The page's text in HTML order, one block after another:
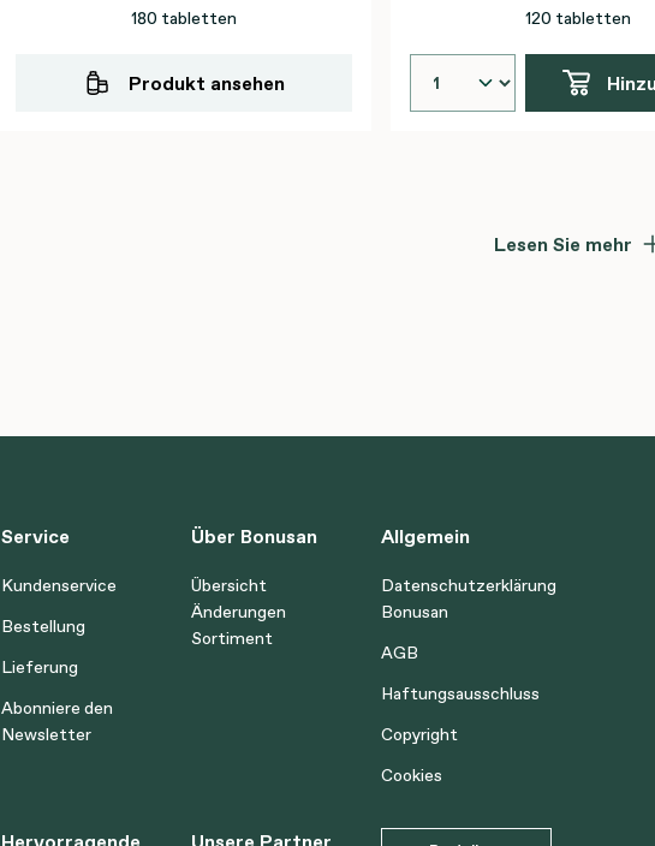
180 tabletten
Produkt ansehen
120 tabletten
Lesen Sie mehr
Service
Kundenservice
Bestellung
Lieferung
Abonniere den
Newsletter
Über Bonusan
Übersicht
Änderungen
Sortiment
Allgemein
Datenschutzerklärung
Bonusan
AGB
Haftungsausschluss
Copyright
Cookies